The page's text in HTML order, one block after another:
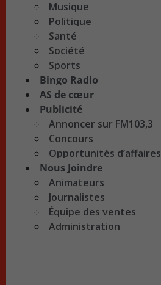
Musique
Politique
Santé
Société
Sports
Bingo Radio
AS de cœur
Publicité
Annoncer sur FM103,3
Concours
Opportunités d’affaires
Nous Joindre
Animateurs
Journalistes
Équipe des ventes
Administration